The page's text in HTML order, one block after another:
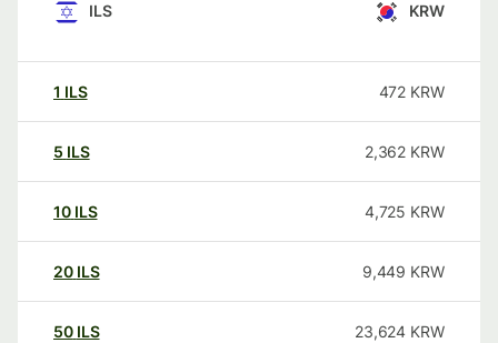
ILS KRW
1 ILS 472 KRW
5 ILS 2,362 KRW
10 ILS 4,725 KRW
20 ILS 9,449 KRW
50 ILS 23,624 KRW